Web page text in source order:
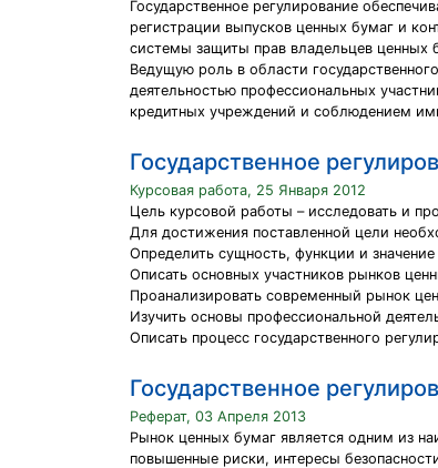
Государственное регулирование
регистрации выпусков ценных бумаг и
системы защиты прав владельцев ценных
Ведущую роль в области
деятельностью профессиональных
кредитных учреждений и соблюдением
Государственное
Курсовая работа, 25 Января 2012
Цель курсовой работы – исследовать и
Для достижения поставленной цели
Определить сущность, функции и
Описать основных участников рынков
Проанализировать современный рынок
Изучить основы профессиональной
Описать процесс государственного
Государственное
Реферат, 03 Апреля 2013
Рынок ценных бумаг является одним из
повышенные риски, интересы